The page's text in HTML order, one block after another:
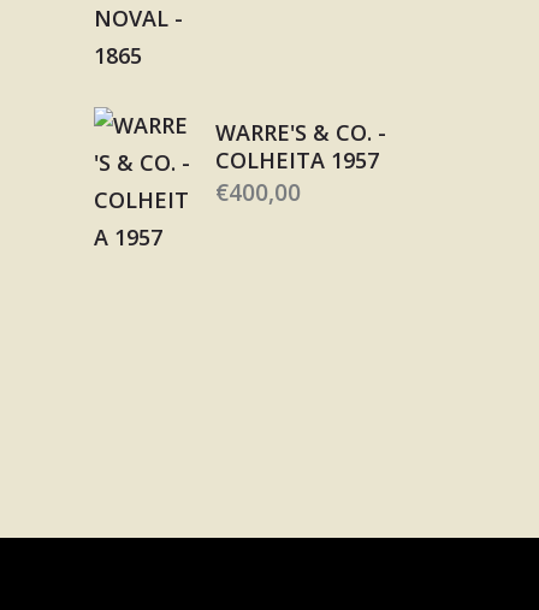
WARRE'S & CO. -
COLHEITA 1957
€400,00